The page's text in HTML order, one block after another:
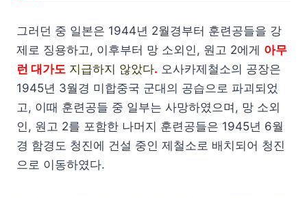
그러던 중 일본은 1944년 2월경부터 훈련공들을 강
제로 징용하고, 이후부터 망 소외인, 원고 2에게 아무
런 대가도 지급하지 않았다. 오사카제철소의 공장은
1945년 3월경 미합중국 군대의 공습으로 파괴되었
고, 이때 훈련공들 중 일부는 사망하였으며, 망 소외
인, 원고 2를 포함한 나머지 훈련공들은 1945년 6월
경 함경도 청진에 건설 중인 제철소로 배치되어 청진
으로 이동하였다.